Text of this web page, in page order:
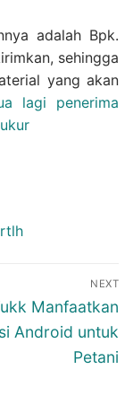
adalah Bpk.
sehingga
yang akan
lagi penerima
NEXT
Manfaatkan
Android untuk
Petani